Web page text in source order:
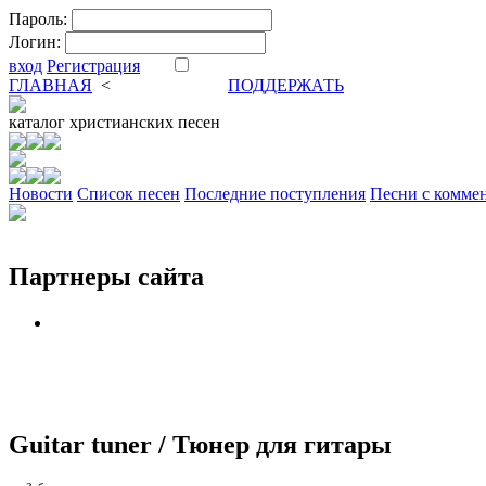
Пароль:
Логин:
вход Регистрация
ГЛАВНАЯ <
ПОДДЕРЖАТЬ
каталог христианских песен
Новости Cписок песен Последние поступления Песни с
Партнеры сайта
Guitar tuner / Тюнер для гитары